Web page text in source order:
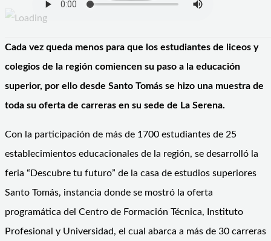
Cada vez queda menos para que los estudiantes de liceos y
colegios de la región comiencen su paso a la educación
superior, por ello desde Santo Tomás se hizo una muestra de
toda su oferta de carreras en su sede de La Serena.
Con la participación de más de 1700 estudiantes de 25
establecimientos educacionales de la región, se desarrolló la
feria “Descubre tu futuro” de la casa de estudios superiores
Santo Tomás, instancia donde se mostró la oferta
programática del Centro de Formación Técnica, Instituto
Profesional y Universidad, el cual abarca a más de 30 carreras